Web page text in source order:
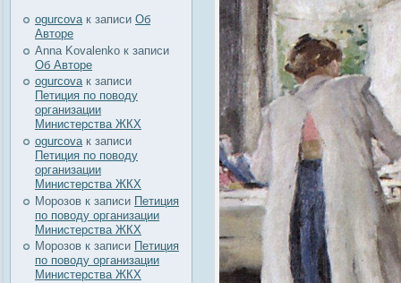
ogurcovaк записи Об
Авторе
Anna Kovalenko к записи
Об Авторе
ogurcovaк записи
Петиция по поводу
организации
Министерства ЖКХ
ogurcova к записи
Петиция по поводу
организации
Министерства ЖКХ
Морозов к записи Петиция
по поводу организации
Министерства ЖКХ
Морозов к записи Петиция
по поводу организации
Министерства ЖКХ